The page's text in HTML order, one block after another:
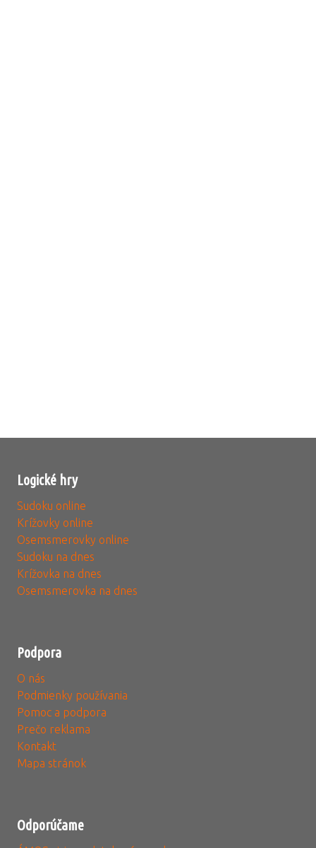
Logické hry
Sudoku online
Krížovky online
Osemsmerovky online
Sudoku na dnes
Krížovka na dnes
Osemsmerovka na dnes
Podpora
O nás
Podmienky používania
Pomoc a podpora
Prečo reklama
Kontakt
Mapa stránok
Odporúčame